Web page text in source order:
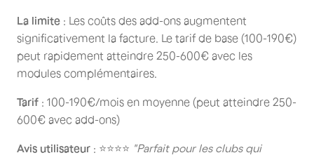
La limite : Les coûts des add-ons augmentent
significativement la facture. Le tarif de base (100-190€)
peut rapidement atteindre 250-600€ avec les
modules complémentaires.
Tarif : 100-190€/mois en moyenne (peut atteindre 250-
600€ avec add-ons)
Avis utilisateur : ⭐⭐⭐⭐ "Parfait pour les clubs qui